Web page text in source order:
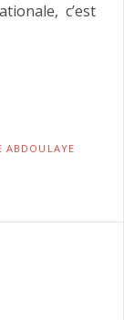
c’est
ABDOULAYE